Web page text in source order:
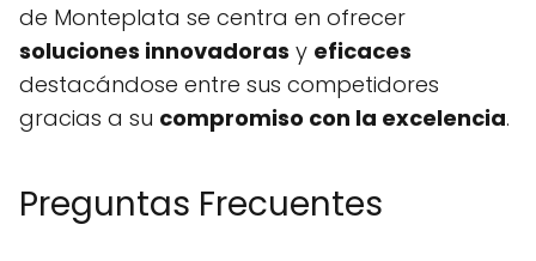
de Monteplata se centra en ofrecer
soluciones innovadoras y eficaces
destacándose entre sus competidores
gracias a su compromiso con la excelencia.
Preguntas Frecuentes